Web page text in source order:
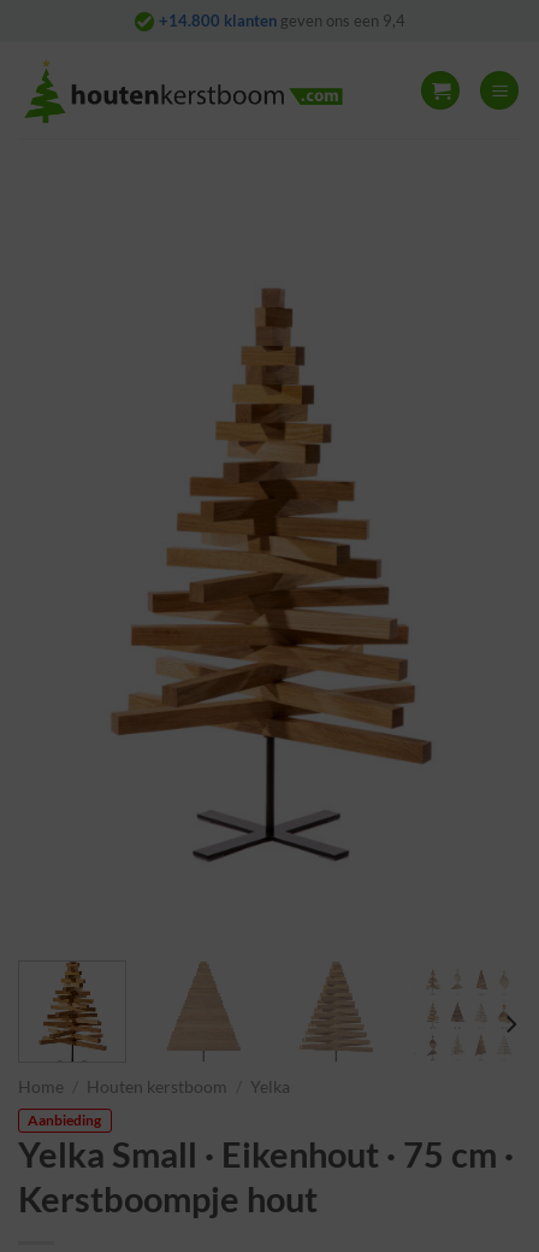
content
+14.800 klantengeven ons een 9,4
Home Houten kerstboom Yelka
Aanbieding
Yelka Small · Eikenhout · 75 cm ·
Kerstboompje hout